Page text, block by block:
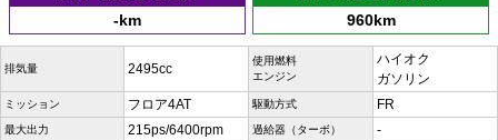
-km 960km
排気量 2495cc
使用燃料
エンジン
ハイオク
ガソリン
ミッション フロア4AT 駆動方式 FR
最大出力 215ps/6400rpm 過給器（ターボ） -